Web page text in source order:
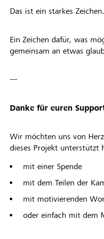
Das ist ein starkes Zeichen.
Ein Zeichen dafür, was
gemeinsam an etwas
---
Danke für euren
Wir möchten uns von
dieses Projekt unterstützt
mit einer Spende
mit dem Teilen der
mit motivierenden
oder einfach mit dem